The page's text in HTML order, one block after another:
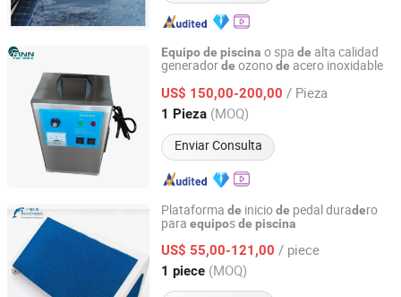
Equipode piscina o spa de alta calidad
generadorde ozonode acero inoxidable
US$ 150,00-200,00 / Pieza
1 Pieza (MOQ)
Enviar Consulta
Guangdong Fenlin Swimming Pool & Sauna Equipment
Co., Ltd.
Guangdong, China
Plataforma de iniciode pedal duradero
para equiposde piscina
US$ 55,00-121,00 / piece
1 piece (MOQ)
Guangzhou Huidi Swimming Pool&Spa Equipment Co.,
Ltd.
Guangdong, China Desde 2022